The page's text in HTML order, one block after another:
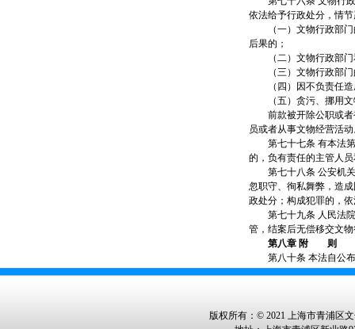
依法给予行政处分，情
（一）文物行政部门
后果的；
（二）文物行政部门
（三）文物行政部门
（四）因不负责任造
（五）贪污、挪用文
前款被开除公职或者
员或者从事文物经营活动
第七十七条 有本法第
的，负有责任的主管人
第七十八条 公安机关
忽职守、徇私舞弊，造
政处分；构成犯罪的，
第七十九条 人民法院
管，结案后无偿移交文
第八章 附 则
第八十条 本法自公布
版权所有：© 2021 上海市青浦区文